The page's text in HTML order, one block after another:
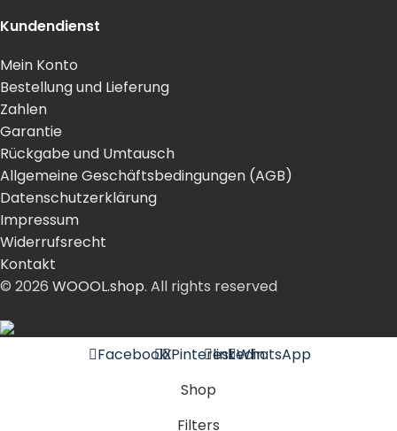
Kundendienst
Mein Konto
Bestellung und Lieferung
Zahlen
Garantie
Rückgabe und Umtausch
Allgemeine Geschäftsbedingungen (AGB)
Datenschutzerklärung
Impressum
Widerrufsrecht
Kontakt
© 2026 WOOOL.shop. All rights reserved
FacebookXPinterestlinkedinWhatsApp
Shop
Filters